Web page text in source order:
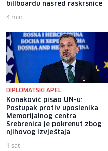
billboardu nasred raskrsnice
4 min
DIPLOMATSKI APEL
Konaković pisao UN-u:
Postupak protiv uposlenika
Memorijalnog centra
Srebrenica je pokrenut zbog
njihovog izvještaja
1 sat